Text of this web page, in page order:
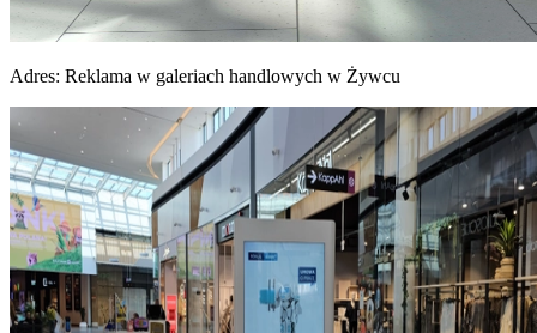
Adres: Reklama w galeriach handlowych w Żywcu